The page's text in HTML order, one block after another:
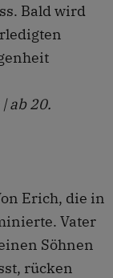
Bald wird
ab 20.
Erich, die in
Vater
Söhnen
rücken